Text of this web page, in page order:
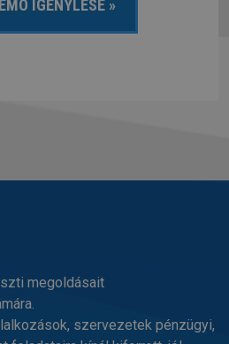
megoldásait
szervezetek pénzügyi,